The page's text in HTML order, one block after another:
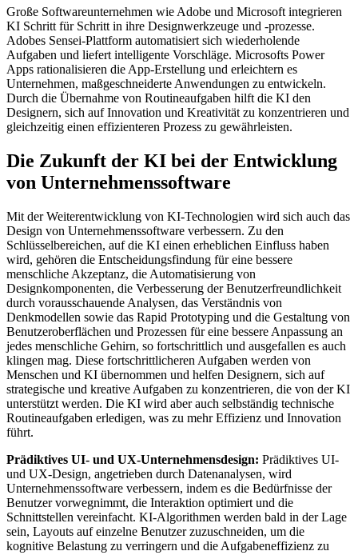
Große Softwareunternehmen wie Adobe und Microsoft integrieren
KI Schritt für Schritt in ihre Designwerkzeuge und -prozesse.
Adobes Sensei-Plattform automatisiert sich wiederholende
Aufgaben und liefert intelligente Vorschläge. Microsofts Power
Apps rationalisieren die App-Erstellung und erleichtern es
Unternehmen, maßgeschneiderte Anwendungen zu entwickeln.
Durch die Übernahme von Routineaufgaben hilft die KI den
Designern, sich auf Innovation und Kreativität zu konzentrieren und
gleichzeitig einen effizienteren Prozess zu gewährleisten.
Die Zukunft der KI bei der Entwicklung
von Unternehmenssoftware
Mit der Weiterentwicklung von KI-Technologien wird sich auch das
Design von Unternehmenssoftware verbessern. Zu den
Schlüsselbereichen, auf die KI einen erheblichen Einfluss haben
wird, gehören die Entscheidungsfindung für eine bessere
menschliche Akzeptanz, die Automatisierung von
Designkomponenten, die Verbesserung der Benutzerfreundlichkeit
durch vorausschauende Analysen, das Verständnis von
Denkmodellen sowie das Rapid Prototyping und die Gestaltung von
Benutzeroberflächen und Prozessen für eine bessere Anpassung an
jedes menschliche Gehirn, so fortschrittlich und ausgefallen es auch
klingen mag. Diese fortschrittlicheren Aufgaben werden von
Menschen und KI übernommen und helfen Designern, sich auf
strategische und kreative Aufgaben zu konzentrieren, die von der KI
unterstützt werden. Die KI wird aber auch selbständig technische
Routineaufgaben erledigen, was zu mehr Effizienz und Innovation
führt.
Prädiktives UI- und UX-Unternehmensdesign: Prädiktives UI-
und UX-Design, angetrieben durch Datenanalysen, wird
Unternehmenssoftware verbessern, indem es die Bedürfnisse der
Benutzer vorwegnimmt, die Interaktion optimiert und die
Schnittstellen vereinfacht. KI-Algorithmen werden bald in der Lage
sein, Layouts auf einzelne Benutzer zuzuschneiden, um die
kognitive Belastung zu verringern und die Aufgabeneffizienz zu